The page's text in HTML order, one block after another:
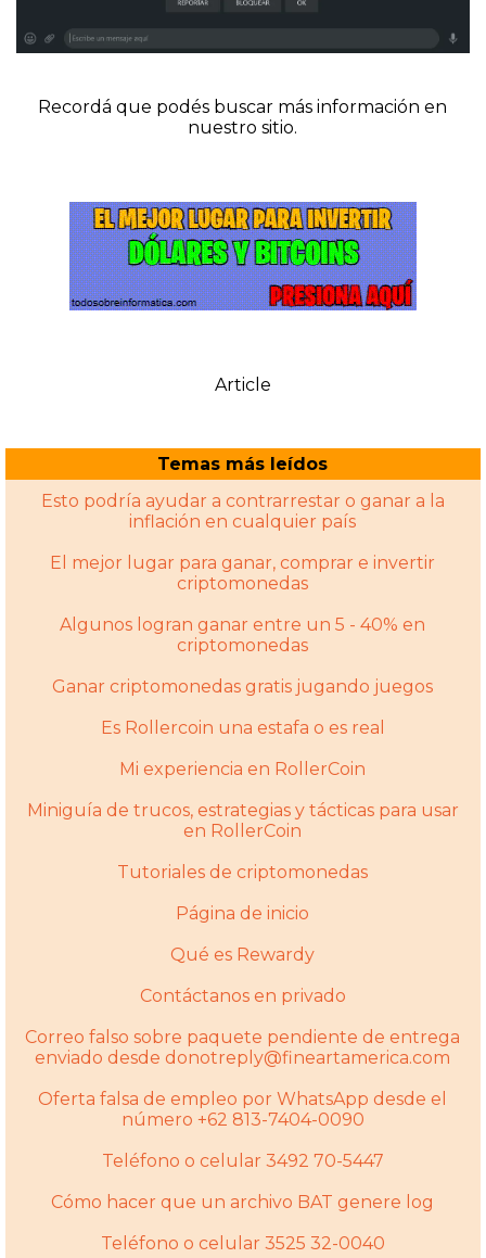
Recordá que podés buscar más información en
nuestro sitio.
Article
Temas más leídos
Esto podría ayudar a contrarrestar o ganar a la
inflación en cualquier país
El mejor lugar para ganar, comprar e invertir
criptomonedas
Algunos logran ganar entre un 5 - 40% en
criptomonedas
Ganar criptomonedas gratis jugando juegos
Es Rollercoin una estafa o es real
Mi experiencia en RollerCoin
Miniguía de trucos, estrategias y tácticas para usar
en RollerCoin
Tutoriales de criptomonedas
Página de inicio
Qué es Rewardy
Contáctanos en privado
Correo falso sobre paquete pendiente de entrega
enviado desde donotreply@fineartamerica.com
Oferta falsa de empleo por WhatsApp desde el
número +62 813-7404-0090
Teléfono o celular 3492 70-5447
Cómo hacer que un archivo BAT genere log
Teléfono o celular 3525 32-0040